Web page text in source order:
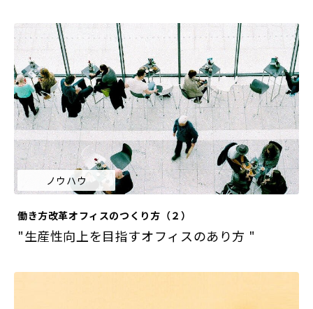
働き方改革オフィスのつくり方（２）
"生産性向上を目指すオフィスのあり方 "
ノウハウ